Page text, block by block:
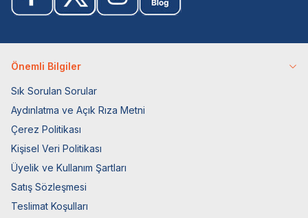
Önemli Bilgiler
Sık Sorulan Sorular
Aydınlatma ve Açık Rıza Metni
Çerez Politikası
Kişisel Veri Politikası
Üyelik ve Kullanım Şartları
Satış Sözleşmesi
Teslimat Koşulları